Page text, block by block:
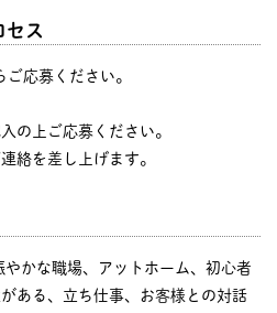
セス
応募ください。
の上ご応募ください。
絡を差し上げます。
かな職場、アットホーム、初心者
ある、立ち仕事、お客様との対話